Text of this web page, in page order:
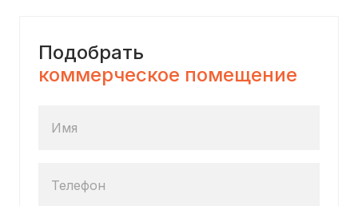
Подобрать
коммерческое помещение
Имя
Телефон